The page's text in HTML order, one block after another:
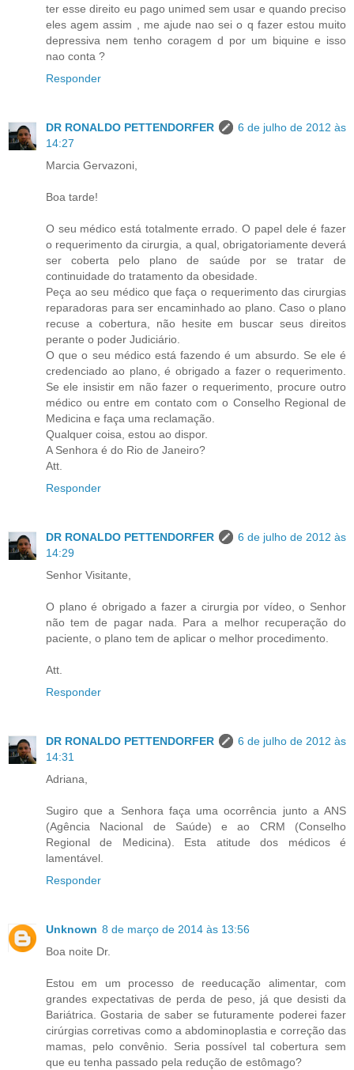
ter esse direito eu pago unimed sem usar e quando preciso
eles agem assim , me ajude nao sei o q fazer estou muito
depressiva nem tenho coragem d por um biquine e isso
nao conta ?
Responder
DR RONALDO PETTENDORFER
6 de julho de 2012 às
14:27
Marcia Gervazoni,
Boa tarde!
O seu médico está totalmente errado. O papel dele é fazer
o requerimento da cirurgia, a qual, obrigatoriamente deverá
ser coberta pelo plano de saúde por se tratar de
continuidade do tratamento da obesidade.
Peça ao seu médico que faça o requerimento das cirurgias
reparadoras para ser encaminhado ao plano. Caso o plano
recuse a cobertura, não hesite em buscar seus direitos
perante o poder Judiciário.
O que o seu médico está fazendo é um absurdo. Se ele é
credenciado ao plano, é obrigado a fazer o requerimento.
Se ele insistir em não fazer o requerimento, procure outro
médico ou entre em contato com o Conselho Regional de
Medicina e faça uma reclamação.
Qualquer coisa, estou ao dispor.
A Senhora é do Rio de Janeiro?
Att.
Responder
DR RONALDO PETTENDORFER
6 de julho de 2012 às
14:29
Senhor Visitante,
O plano é obrigado a fazer a cirurgia por vídeo, o Senhor
não tem de pagar nada. Para a melhor recuperação do
paciente, o plano tem de aplicar o melhor procedimento.
Att.
Responder
DR RONALDO PETTENDORFER
6 de julho de 2012 às
14:31
Adriana,
Sugiro que a Senhora faça uma ocorrência junto a ANS
(Agência Nacional de Saúde) e ao CRM (Conselho
Regional de Medicina). Esta atitude dos médicos é
lamentável.
Responder
Unknown 8 de março de 2014 às 13:56
Boa noite Dr.
Estou em um processo de reeducação alimentar, com
grandes expectativas de perda de peso, já que desisti da
Bariátrica. Gostaria de saber se futuramente poderei fazer
cirúrgias corretivas como a abdominoplastia e correção das
mamas, pelo convênio. Seria possível tal cobertura sem
que eu tenha passado pela redução de estômago?